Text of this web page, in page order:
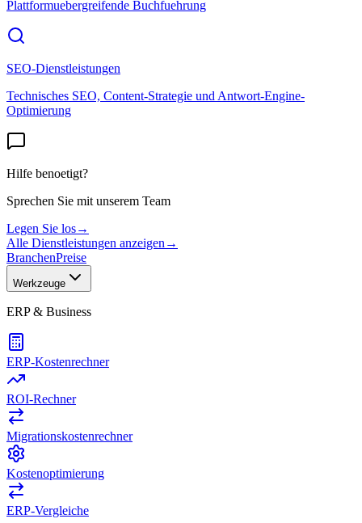
Plattformuebergreifende Buchfuehrung
SEO-Dienstleistungen
Technisches SEO, Content-Strategie und Antwort-Engine-
Optimierung
Hilfe benoetigt?
Sprechen Sie mit unserem Team
Legen Sie los→
Alle Dienstleistungen anzeigen →
BranchenPreise
Werkzeuge
ERP & Business
ERP-Kostenrechner
ROI-Rechner
Migrationskostenrechner
Kostenoptimierung
ERP-Vergleiche